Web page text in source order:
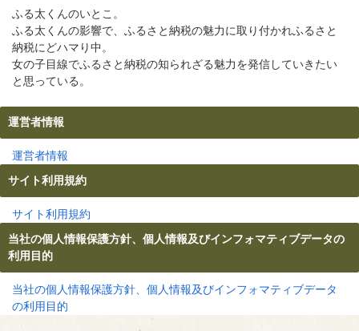
ふる太くんのいとこ。
ふる太くんの影響で、ふるさと納税の魅力に取り付かれふるさと
納税にどハマり中。
女の子目線でふるさと納税の知られざる魅力を発信していきたい
と思っている。
運営者情報
運営者情報
サイト利用規約
サイト利用規約
当社の個人情報保護方針、個人情報及びインフォマティブデータの
利用目的
当社の個人情報保護方針、個人情報及びインフォマティブデータ
の利用目的